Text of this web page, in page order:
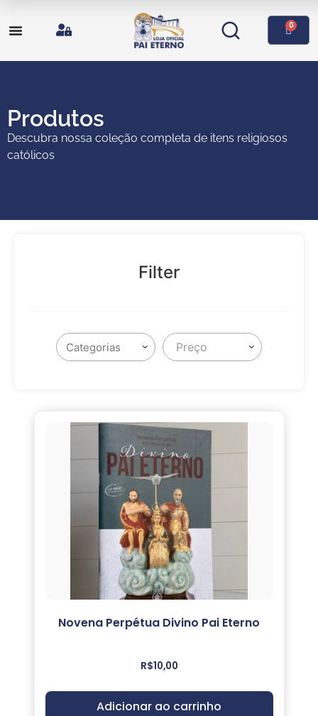
0
Produtos
Descubra nossa coleção completa de itens religiosos
católicos
Filter
Preço
Novena Perpétua Divino Pai Eterno
R$10,00
Adicionar ao carrinho